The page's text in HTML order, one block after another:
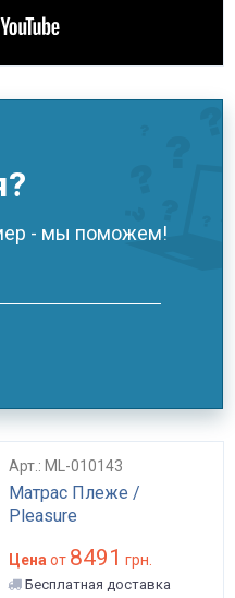
- мы поможем!
Арт.: ML-010143
Матрас Плеже /
Pleasure
Цена от 8491 грн.
Бесплатная доставка